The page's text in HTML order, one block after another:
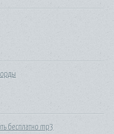
бесплатно mp3